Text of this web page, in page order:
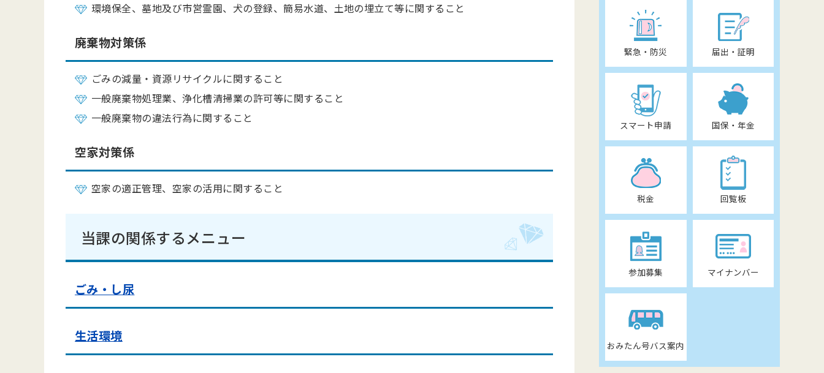
環境保全、墓地及び市営霊園、犬の登録、簡易水道、土地の埋立て等に関すること
廃棄物対策係
ごみの減量・資源リサイクルに関すること
一般廃棄物処理業、浄化槽清掃業の許可等に関すること
一般廃棄物の違法行為に関すること
空家対策係
空家の適正管理、空家の活用に関すること
当課の関係するメニュー
ごみ・し尿
生活環境
緊急・防災 届出・証明
スマート申請 国保・年金
税金 回覧板
参加募集 マイナンバー
おみたん号バス案内